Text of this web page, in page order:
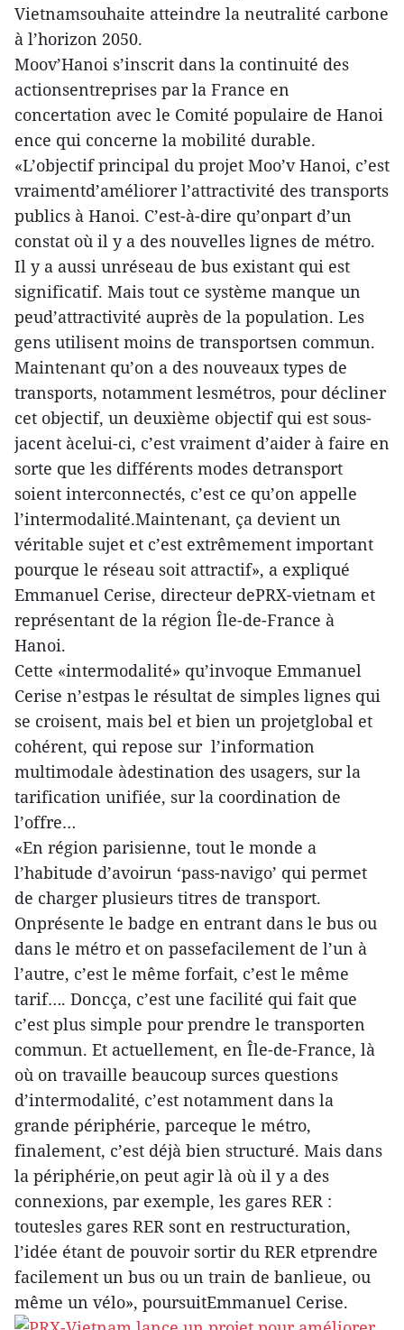
Vietnamsouhaite atteindre la neutralité carbone
à l’horizon 2050.
Moov’Hanoi s’inscrit dans la continuité des
actionsentreprises par la France en
concertation avec le Comité populaire de Hanoi
ence qui concerne la mobilité durable.
«L’objectif principal du projet Moo’v Hanoi, c’est
vraimentd’améliorer l’attractivité des transports
publics à Hanoi. C’est-à-dire qu’onpart d’un
constat où il y a des nouvelles lignes de métro.
Il y a aussi unréseau de bus existant qui est
significatif. Mais tout ce système manque un
peud’attractivité auprès de la population. Les
gens utilisent moins de transportsen commun.
Maintenant qu’on a des nouveaux types de
transports, notamment lesmétros, pour décliner
cet objectif, un deuxième objectif qui est sous-
jacent àcelui-ci, c’est vraiment d’aider à faire en
sorte que les différents modes detransport
soient interconnectés, c’est ce qu’on appelle
l’intermodalité.Maintenant, ça devient un
véritable sujet et c’est extrêmement important
pourque le réseau soit attractif», a expliqué
Emmanuel Cerise, directeur dePRX-vietnam et
représentant de la région Île-de-France à
Hanoi.
Cette «intermodalité» qu’invoque Emmanuel
Cerise n’estpas le résultat de simples lignes qui
se croisent, mais bel et bien un projetglobal et
cohérent, qui repose sur l’information
multimodale àdestination des usagers, sur la
tarification unifiée, sur la coordination de
l’offre…
«En région parisienne, tout le monde a
l’habitude d’avoirun ‘pass-navigo’ qui permet
de charger plusieurs titres de transport.
Onprésente le badge en entrant dans le bus ou
dans le métro et on passefacilement de l’un à
l’autre, c’est le même forfait, c’est le même
tarif…. Doncça, c’est une facilité qui fait que
c’est plus simple pour prendre le transporten
commun. Et actuellement, en Île-de-France, là
où on travaille beaucoup surces questions
d’intermodalité, c’est notamment dans la
grande périphérie, parceque le métro,
finalement, c’est déjà bien structuré. Mais dans
la périphérie,on peut agir là où il y a des
connexions, par exemple, les gares RER :
toutesles gares RER sont en restructuration,
l’idée étant de pouvoir sortir du RER etprendre
facilement un bus ou un train de banlieue, ou
même un vélo», poursuitEmmanuel Cerise.